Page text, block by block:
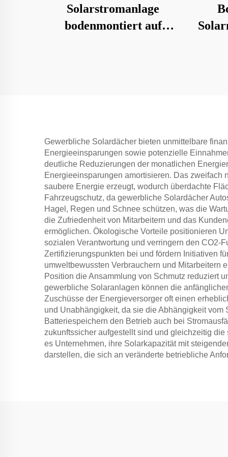
Solarstromanlage
bodenmontiert auf
Gewerbliche Solardächer bieten unmittelbare
Energieeinsparungen sowie potenzielle
deutliche Reduzierungen der monatlichen
Energieeinsparungen amortisieren. Das zweifach
saubere Energie erzeugt, wodurch überdachte
Fahrzeugschutz, da gewerbliche Solardächer
Hagel, Regen und Schnee schützen, was die
die Zufriedenheit von Mitarbeitern und das
ermöglichen. Ökologische Vorteile positionieren
sozialen Verantwortung und verringern den CO2-
Zertifizierungspunkten bei und fördern Initiativen
umweltbewussten Verbrauchern und Mitarbeitern
Position die Ansammlung von Schmutz reduziert
gewerbliche Solaranlagen können die
Zuschüsse der Energieversorger oft einen
und Unabhängigkeit, da sie die Abhängigkeit
Batteriespeichern den Betrieb auch bei
zukunftssicher aufgestellt sind und gleichzeitig
es Unternehmen, ihre Solarkapazität mit
darstellen, die sich an veränderte betriebliche